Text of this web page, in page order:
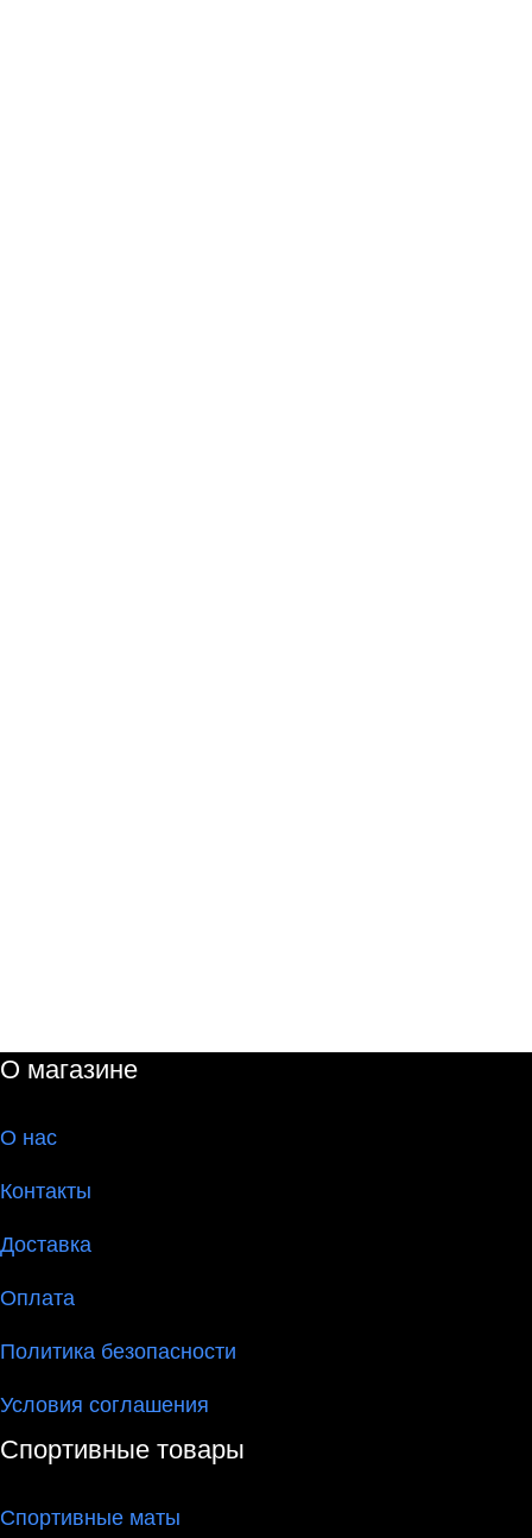
О магазине
О нас
Контакты
Доставка
Оплата
Политика безопасности
Условия соглашения
Спортивные товары
Спортивные маты